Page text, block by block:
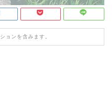
ョンを含みます。